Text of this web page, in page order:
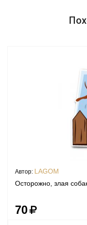
Автор: LAGOM
Осторожно, злая
70